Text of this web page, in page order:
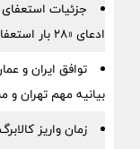
جزئیات
ادعای «۲۸ بار استعفا»
توافق ایران و
بیانیه مهم تهران و